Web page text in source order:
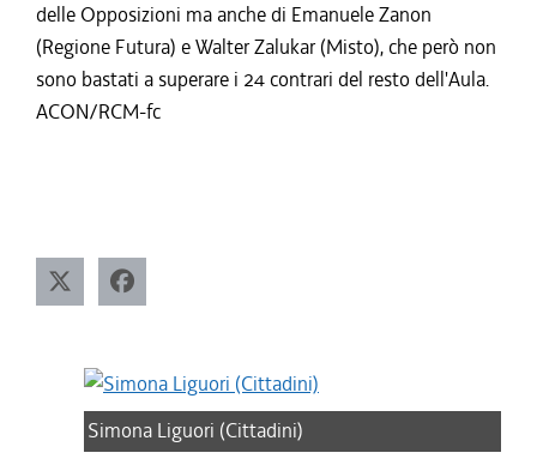
delle Opposizioni ma anche di Emanuele Zanon
(Regione Futura) e Walter Zalukar (Misto), che però non
sono bastati a superare i 24 contrari del resto dell'Aula.
ACON/RCM-fc
Simona Liguori (Cittadini)